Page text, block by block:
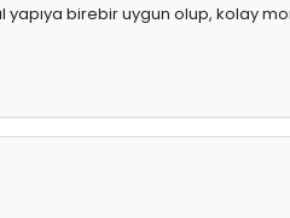
birebir uygun olup, kolay